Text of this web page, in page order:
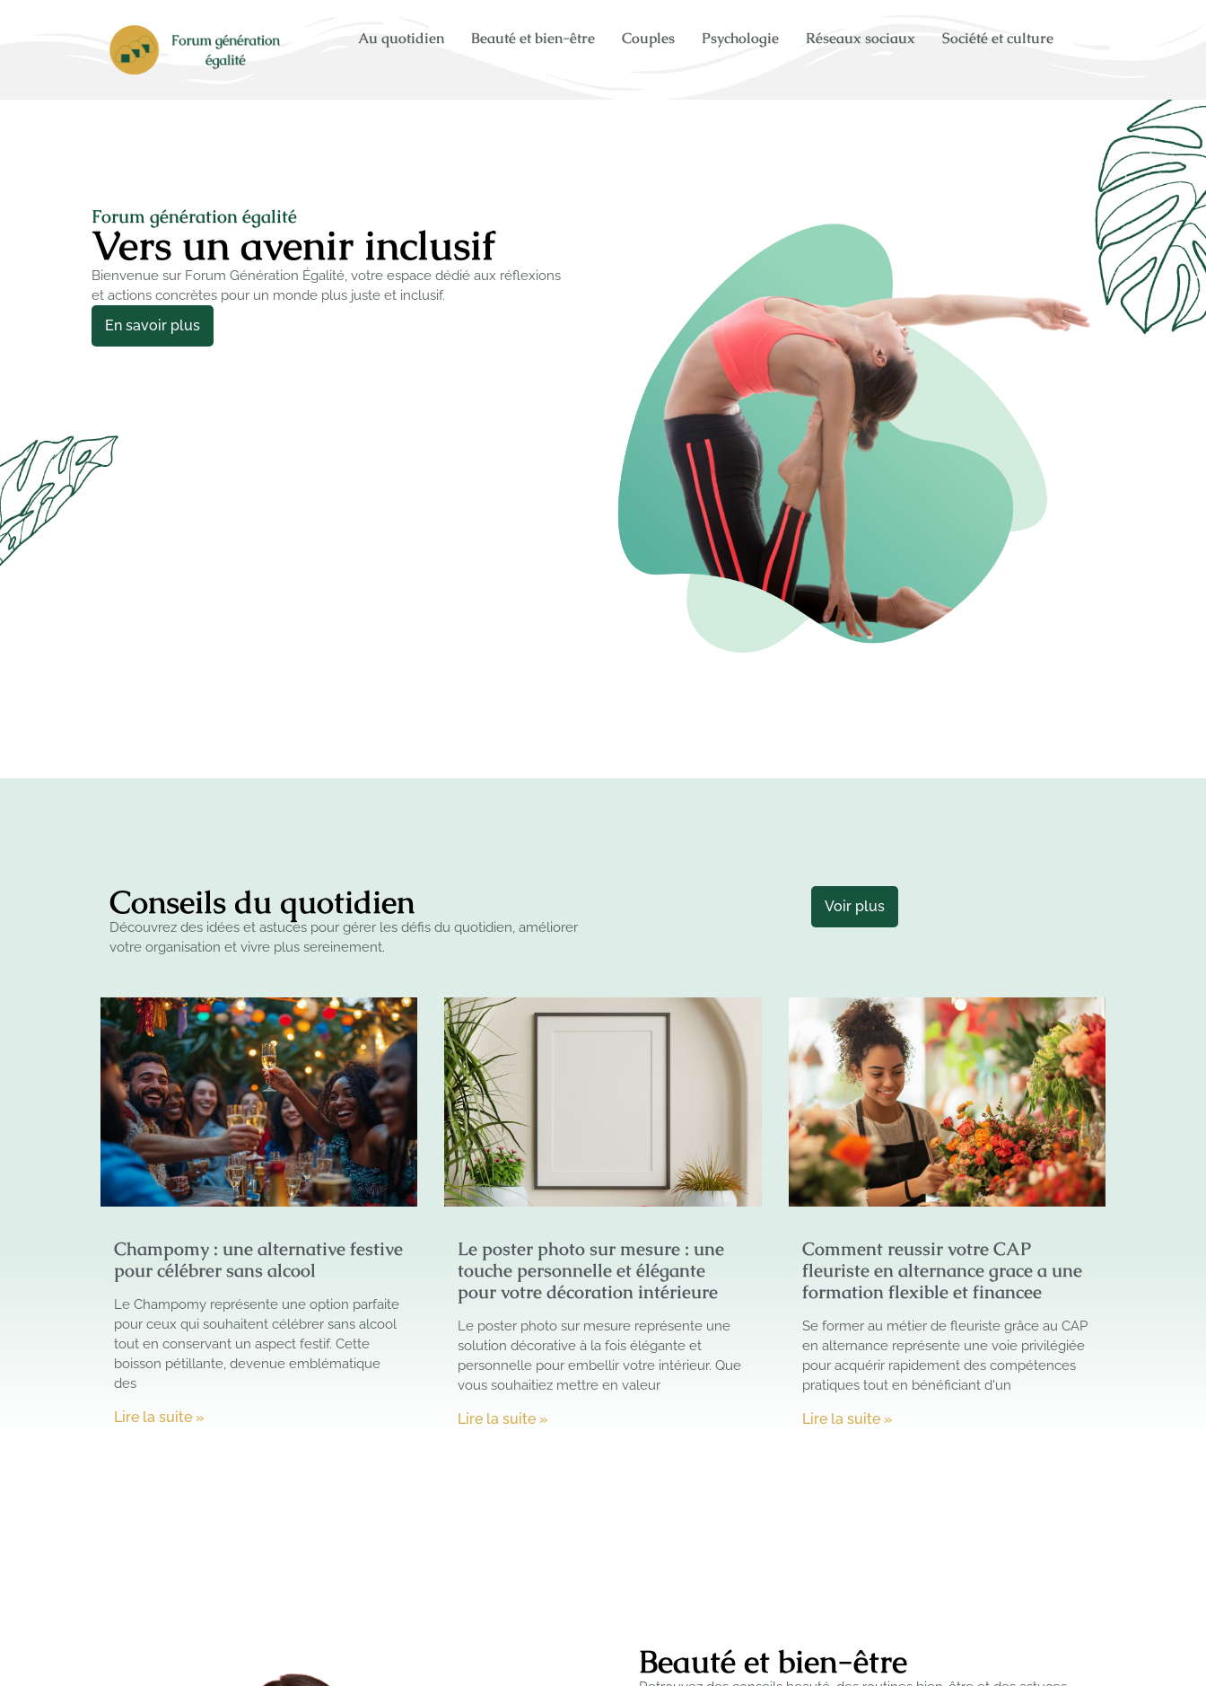
Au quotidien Beauté et bien-être Couples Psychologie Réseaux sociaux Société et culture
Forum génération égalité
Vers un avenir inclusif
Bienvenue sur Forum Génération Égalité, votre espace dédié aux réflexions
et actions concrètes pour un monde plus juste et inclusif.
En savoir plus
Conseils du quotidien
Découvrez des idées et astuces pour gérer les défis du quotidien, améliorer
votre organisation et vivre plus sereinement.
Voir plus
Champomy : une alternative festive
pour célébrer sans alcool
Le Champomy représente une option parfaite
pour ceux qui souhaitent célébrer sans alcool
tout en conservant un aspect festif. Cette
boisson pétillante, devenue emblématique
des
Lire la suite »
Le poster photo sur mesure : une
touche personnelle et élégante
pour votre décoration intérieure
Le poster photo sur mesure représente une
solution décorative à la fois élégante et
personnelle pour embellir votre intérieur. Que
vous souhaitiez mettre en valeur
Lire la suite »
Comment reussir votre CAP
fleuriste en alternance grace a une
formation flexible et financee
Se former au métier de fleuriste grâce au CAP
en alternance représente une voie privilégiée
pour acquérir rapidement des compétences
pratiques tout en bénéficiant d'un
Lire la suite »
Beauté et bien-être